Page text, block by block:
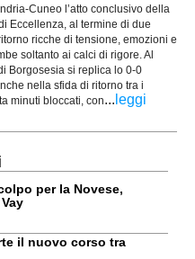
Cuneo l’atto conclusivo della
Eccellenza, al termine di due
ricche di tensione, emozioni e
soltanto ai calci di rigore. Al
Borgosesia si replica lo 0-0
nella sfida di ritorno tra i
minuti bloccati, con... leggi
per la Novese,
il nuovo corso tra